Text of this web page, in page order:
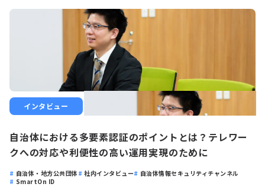
インタビュー
自治体における多要素認証のポイントとは？テレワー
クへの対応や利便性の高い運用実現のために
自治体・地方公共団体 社内インタビュー
自治体情報セキュリティチャンネル
SmartOn ID